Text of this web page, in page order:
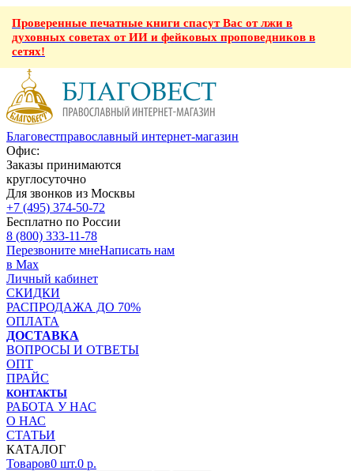
Проверенные печатные книги спасут Вас от лжи в
духовных советах от ИИ и фейковых проповедников в
сетях!
Благовестправославный интернет-магазин
Офис:
Заказы принимаются
круглосуточно
Для звонков из Москвы
+7 (495) 374-50-72
Бесплатно по России
8 (800) 333-11-78
Перезвоните мнеНаписать нам
в Max
Личный кабинет
СКИДКИ
РАСПРОДАЖА ДО 70%
ОПЛАТА
ДОСТАВКА
ВОПРОСЫ И ОТВЕТЫ
ОПТ
ПРАЙС
КОНТАКТЫ
РАБОТА У НАС
О НАС
СТАТЬИ
КАТАЛОГ
Товаров0 шт.0 р.